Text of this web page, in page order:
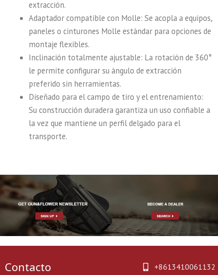
extracción.
Adaptador compatible con Molle: Se acopla a equipos,
paneles o cinturones Molle estándar para opciones de
montaje flexibles.
Inclinación totalmente ajustable: La rotación de 360°
le permite configurar su ángulo de extracción
preferido sin herramientas.
Diseñado para el campo de tiro y el entrenamiento:
Su construcción duradera garantiza un uso confiable a
la vez que mantiene un perfil delgado para el
transporte.
Contacto
+8613410061132